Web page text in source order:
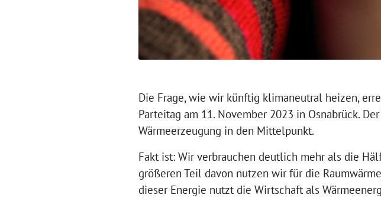
Die Frage, wie wir künftig klimaneutral heizen,
Parteitag am 11. November 2023 in Osnabrück. Der
Wärmeerzeugung in den Mittelpunkt.
Fakt ist: Wir verbrauchen deutlich mehr als die
größeren Teil davon nutzen wir für die
dieser Energie nutzt die Wirtschaft als